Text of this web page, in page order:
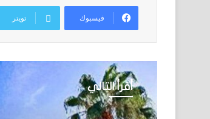
فيسبوك تويتر
أقرأ التالي